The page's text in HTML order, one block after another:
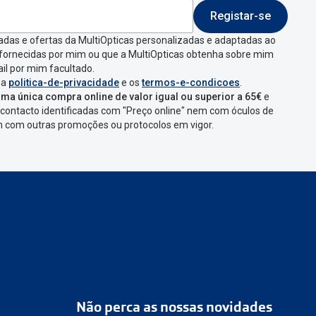
aparecer e
num ponto
com
Registar-se
e ofertas da MultiOpticas personalizadas e adaptadas ao
por mim ou que a MultiOpticas obtenha sobre mim
por mim facultado.
politica-de-privacidadee ostermos-e-condicoes
única compra online de valor igual ou superior a 65€e
identificadas com "Preço online" nem com óculos de
outras promoções ou protocolos em vigor.
Não perca as nossas novidades